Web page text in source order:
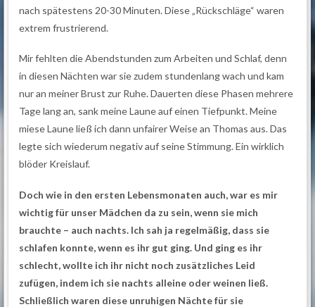
nach spätestens 20-30 Minuten. Diese „Rückschläge“ waren
extrem frustrierend.
Mir fehlten die Abendstunden zum Arbeiten und Schlaf, denn
in diesen Nächten war sie zudem stundenlang wach und kam
nur an meiner Brust zur Ruhe. Dauerten diese Phasen mehrere
Tage lang an, sank meine Laune auf einen Tiefpunkt. Meine
miese Laune ließ ich dann unfairer Weise an Thomas aus. Das
legte sich wiederum negativ auf seine Stimmung. Ein wirklich
blöder Kreislauf.
Doch wie in den ersten Lebensmonaten auch, war es mir
wichtig für unser Mädchen da zu sein, wenn sie mich
brauchte – auch nachts. Ich sah ja regelmäßig, dass sie
schlafen konnte, wenn es ihr gut ging. Und ging es ihr
schlecht, wollte ich ihr nicht noch zusätzliches Leid
zufügen, indem ich sie nachts alleine oder weinen ließ.
Schließlich waren diese unruhigen Nächte für sie